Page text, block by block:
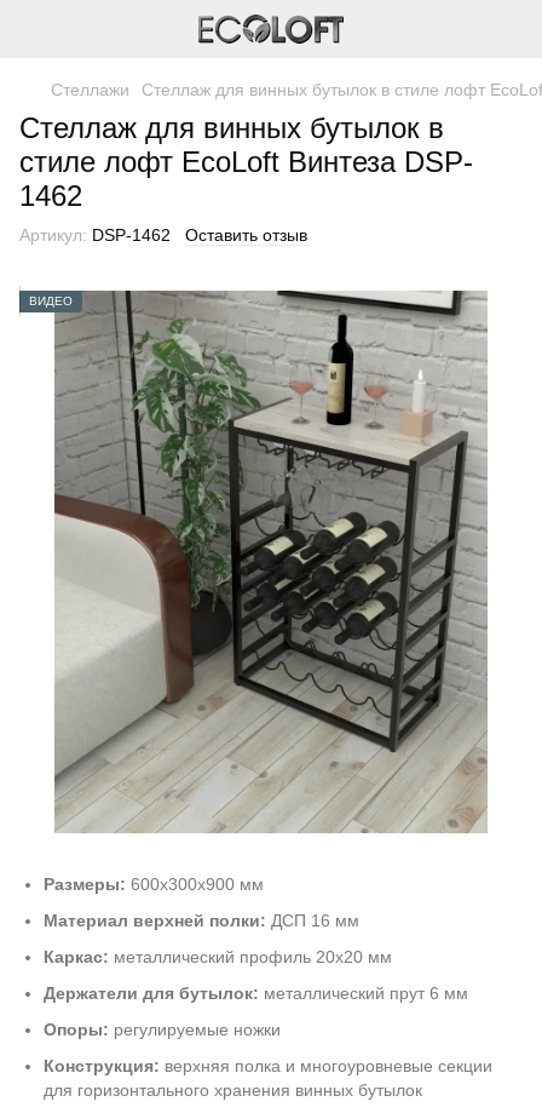
Стеллажи Стеллаж для винных бутылок в стиле лофт
Стеллаж для винных бутылок в
стиле лофт EcoLoft Винтеза DSP-
1462
Артикул: DSP-1462 Оставить отзыв
ВИДЕО
Размеры: 600х300х900 мм
Материал верхней полки: ДСП 16 мм
Каркас: металлический профиль 20х20 мм
Держатели для бутылок: металлический прут 6 мм
Опоры: регулируемые ножки
Конструкция: верхняя полка и многоуровневые секции
для горизонтального хранения винных бутылок